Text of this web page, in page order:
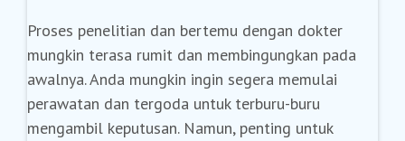
Proses penelitian dan bertemu dengan dokter
mungkin terasa rumit dan membingungkan pada
awalnya. Anda mungkin ingin segera memulai
perawatan dan tergoda untuk terburu-buru
mengambil keputusan. Namun, penting untuk